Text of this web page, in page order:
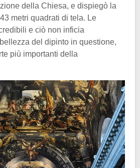
della Chiesa, e dispiegò la
metri quadrati di tela. Le
e ciò non inficia
del dipinto in questione,
più importanti della